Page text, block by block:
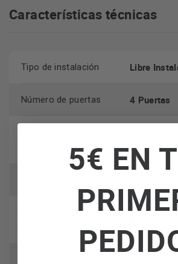
Características técnicas
Tipo de instalación Libre
Número de puertas 4 Puertas
refrigeración
Posición panel de
5€ EN